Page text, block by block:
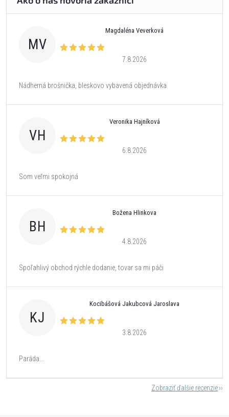
MV
Magdaléna Veverková
7.8.2026
Nádherná brošnička, bleskovo vybavená objednávka
VH
Veronika Hajníková
6.8.2026
Som veľmi spokojná
BH
Božena Hlinkova
4.8.2026
Spoľahlivý obchod rýchle dodanie, tovar sa mi páči
KJ
Kocibášová Jakubcová Jaroslava
3.8.2026
Paráda...
Zobraziť ďalšie recenzie